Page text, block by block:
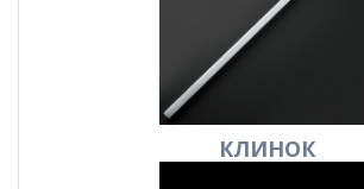
КЛИНОК